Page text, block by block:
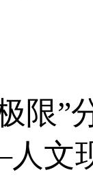
限”
文